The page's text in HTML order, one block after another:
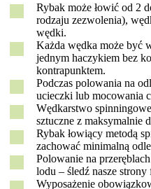
Rybak może łowić od 2
rodzaju zezwolenia),
wędki.
Każda wędka może być
jednym haczykiem bez
kontrapunktem.
Podczas polowania na
ucieczki lub mocowania
Wędkarstwo
sztuczne z maksymalnie
Rybak łowiący metodą
zachować minimalną
Polowanie na
lodu – śledź nasze
Wyposażenie